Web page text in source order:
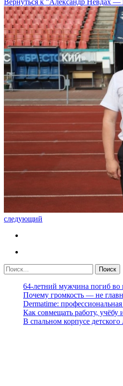
Вернуться к "Александр Невдах
следующий
64-летний мужчина погиб во
Почему громкость — не
Dermatime:
Как совмещать работу, учёбу
В спальном корпусе